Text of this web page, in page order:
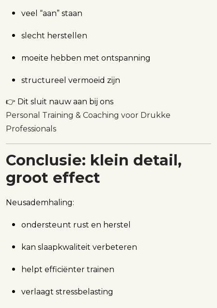
veel “aan” staan
slecht herstellen
moeite hebben met ontspanning
structureel vermoeid zijn
👉 Dit sluit nauw aan bij ons
Personal Training & Coaching voor Drukke
Professionals
Conclusie: klein detail,
groot effect
Neusademhaling:
ondersteunt rust en herstel
kan slaapkwaliteit verbeteren
helpt efficiënter trainen
verlaagt stressbelasting